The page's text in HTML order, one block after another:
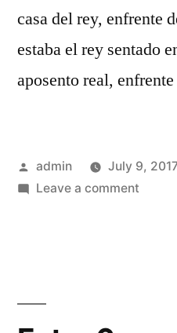
casa del rey, enfrente
estaba el rey sentado
aposento real,
Posted
by
admin July 9,
Leave a commenton